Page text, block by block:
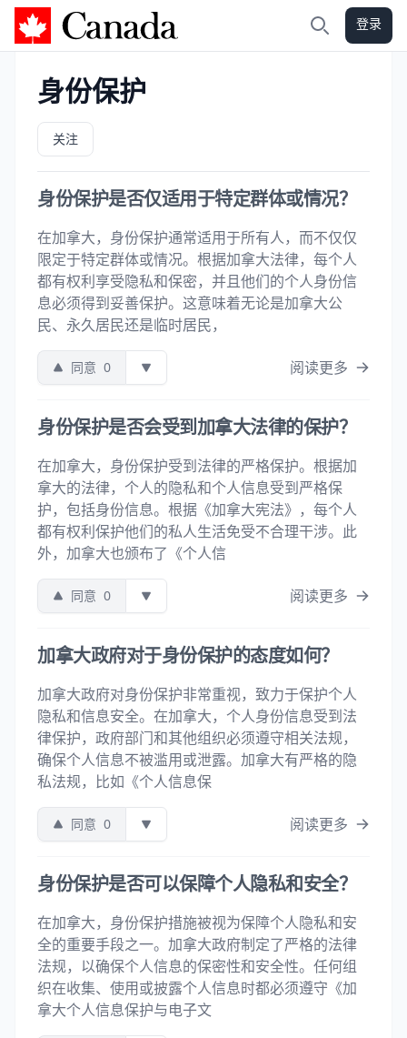
加拿大攻略 登录
身份保护
关注
身份保护是否仅适用于特定群体或情况？
在加拿大，身份保护通常适用于所有人，而不仅仅
限定于特定群体或情况。根据加拿大法律，每个人
都有权利享受隐私和保密，并且他们的个人身份信
息必须得到妥善保护。这意味着无论是加拿大公
民、永久居民还是临时居民，
同意 0 阅读更多
身份保护是否会受到加拿大法律的保护？
在加拿大，身份保护受到法律的严格保护。根据加
拿大的法律，个人的隐私和个人信息受到严格保
护，包括身份信息。根据《加拿大宪法》，每个人
都有权利保护他们的私人生活免受不合理干涉。此
外，加拿大也颁布了《个人信
同意 0 阅读更多
加拿大政府对于身份保护的态度如何？
加拿大政府对身份保护非常重视，致力于保护个人
隐私和信息安全。在加拿大，个人身份信息受到法
律保护，政府部门和其他组织必须遵守相关法规，
确保个人信息不被滥用或泄露。加拿大有严格的隐
私法规，比如《个人信息保
同意 0 阅读更多
身份保护是否可以保障个人隐私和安全？
在加拿大，身份保护措施被视为保障个人隐私和安
全的重要手段之一。加拿大政府制定了严格的法律
法规，以确保个人信息的保密性和安全性。任何组
织在收集、使用或披露个人信息时都必须遵守《加
拿大个人信息保护与电子文